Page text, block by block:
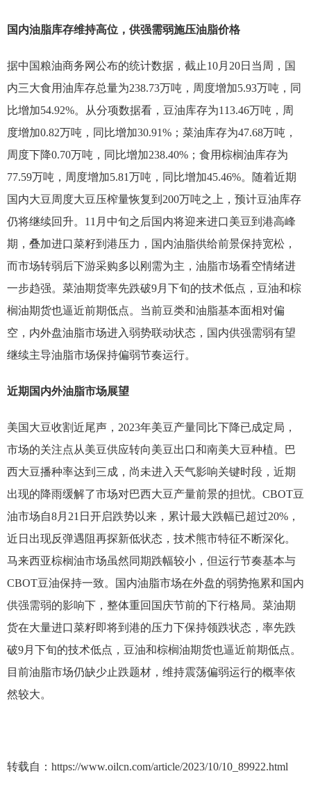
国内油脂库存维持高位，供强需弱施压油脂价格
据中国粮油商务网公布的统计数据，截止10月20日当周，国
内三大食用油库存总量为238.73万吨，周度增加5.93万吨，同
比增加54.92%。从分项数据看，豆油库存为113.46万吨，周
度增加0.82万吨，同比增加30.91%；菜油库存为47.68万吨，
周度下降0.70万吨，同比增加238.40%；食用棕榈油库存为
77.59万吨，周度增加5.81万吨，同比增加45.46%。随着近期
国内大豆周度大豆压榨量恢复到200万吨之上，预计豆油库存
仍将继续回升。11月中旬之后国内将迎来进口美豆到港高峰
期，叠加进口菜籽到港压力，国内油脂供给前景保持宽松，
而市场转弱后下游采购多以刚需为主，油脂市场看空情绪进
一步趋强。菜油期货率先跌破9月下旬的技术低点，豆油和棕
榈油期货也逼近前期低点。当前豆类和油脂基本面相对偏
空，内外盘油脂市场进入弱势联动状态，国内供强需弱有望
继续主导油脂市场保持偏弱节奏运行。
近期国内外油脂市场展望
美国大豆收割近尾声，2023年美豆产量同比下降已成定局，
市场的关注点从美豆供应转向美豆出口和南美大豆种植。巴
西大豆播种率达到三成，尚未进入天气影响关键时段，近期
出现的降雨缓解了市场对巴西大豆产量前景的担忧。CBOT豆
油市场自8月21日开启跌势以来，累计最大跌幅已超过20%，
近日出现反弹遇阻再探新低状态，技术熊市特征不断深化。
马来西亚棕榈油市场虽然同期跌幅较小，但运行节奏基本与
CBOT豆油保持一致。国内油脂市场在外盘的弱势拖累和国内
供强需弱的影响下，整体重回国庆节前的下行格局。菜油期
货在大量进口菜籽即将到港的压力下保持领跌状态，率先跌
破9月下旬的技术低点，豆油和棕榈油期货也逼近前期低点。
目前油脂市场仍缺少止跌题材，维持震荡偏弱运行的概率依
然较大。
转载自：https://www.oilcn.com/article/2023/10/10_89922.html